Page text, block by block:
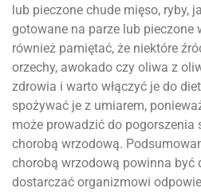
lub pieczone chude mięso, ryby,
gotowane na parze lub pieczone
również pamiętać, że niektóre
orzechy, awokado czy oliwa z
zdrowia i warto włączyć je do
spożywać je z umiarem,
może prowadzić do pogorszenia
chorobą wrzodową.
chorobą wrzodową powinna być
dostarczać organizmowi